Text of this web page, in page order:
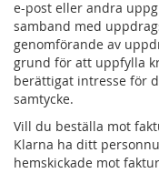
e-post eller andra
samband med
genomförande av
grund för att uppfylla
berättigat intresse för
samtycke.
Vill du beställa mot
Klarna ha ditt
hemskickade mot